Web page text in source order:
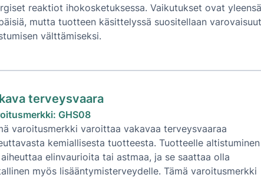
reaktiot ihokosketuksessa. Vaikutukset ovat yleensä
mutta tuotteen käsittelyssä suositellaan
välttämiseksi.
terveysvaara
GHS08
varoitusmerkki varoittaa vakavaa terveysvaaraa
kemiallisesta tuotteesta. Tuotteelle altistuminen
elinvaurioita tai astmaa, ja se saattaa olla
myös lisääntymisterveydelle. Tämä varoitusmerkki